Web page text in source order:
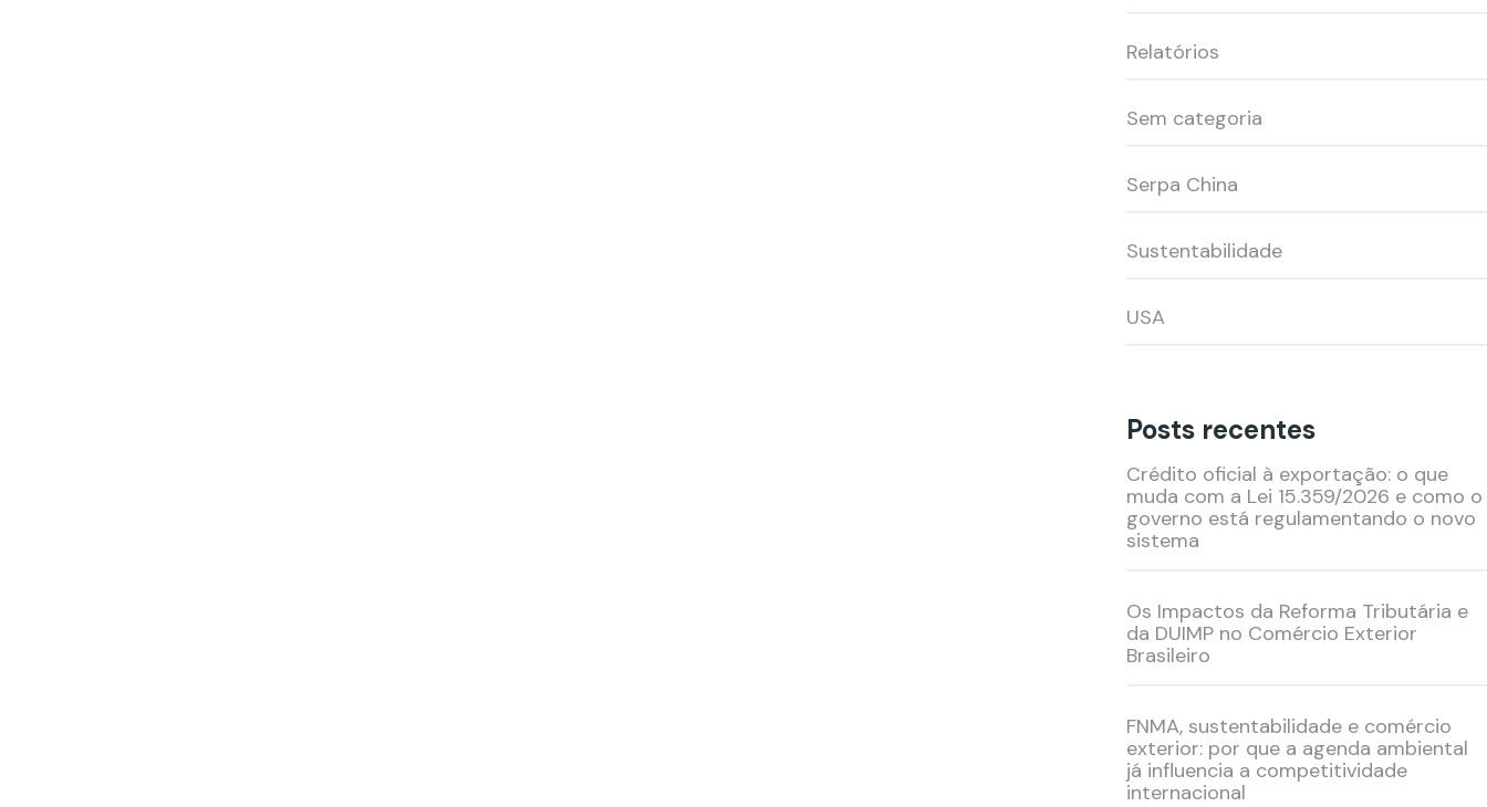
Relatórios
Sem categoria
Serpa China
Sustentabilidade
USA
Posts recentes
Crédito oficial à exportação: o que
muda com a Lei 15.359/2026 e como o
governo está regulamentando o novo
sistema
Os Impactos da Reforma Tributária e
da DUIMP no Comércio Exterior
Brasileiro
FNMA, sustentabilidade e comércio
exterior: por que a agenda ambiental
já influencia a competitividade
internacional